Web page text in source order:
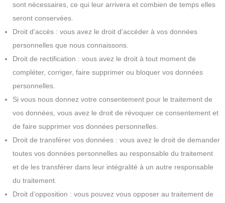
sont nécessaires, ce qui leur arrivera et combien de temps elles
seront conservées.
Droit d’accès : vous avez le droit d’accéder à vos données
personnelles que nous connaissons.
Droit de rectification : vous avez le droit à tout moment de
compléter, corriger, faire supprimer ou bloquer vos données
personnelles.
Si vous nous donnez votre consentement pour le traitement de
vos données, vous avez le droit de révoquer ce consentement et
de faire supprimer vos données personnelles.
Droit de transférer vos données : vous avez le droit de demander
toutes vos données personnelles au responsable du traitement
et de les transférer dans leur intégralité à un autre responsable
du traitement.
Droit d’opposition : vous pouvez vous opposer au traitement de